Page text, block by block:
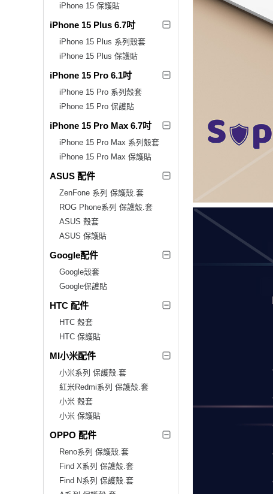
iPhone 15 保護貼
iPhone 15 Plus 6.7吋
iPhone 15 Plus 系列殼套
iPhone 15 Plus 保護貼
iPhone 15 Pro 6.1吋
iPhone 15 Pro 系列殼套
iPhone 15 Pro 保護貼
iPhone 15 Pro Max 6.7吋
iPhone 15 Pro Max 系列殼套
iPhone 15 Pro Max 保護貼
ASUS 配件
ZenFone 系列 保護殼.套
ROG Phone系列 保護殼.套
ASUS 殼套
ASUS 保護貼
Google配件
Google殼套
Google保護貼
HTC 配件
HTC 殼套
HTC 保護貼
MI小米配件
小米系列 保護殼.套
紅米Redmi系列 保護殼.套
小米 殼套
小米 保護貼
OPPO 配件
Reno系列 保護殼.套
Find X系列 保護殼.套
Find N系列 保護殼.套